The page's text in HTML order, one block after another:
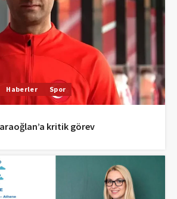
Haberler Spor
kritik görev